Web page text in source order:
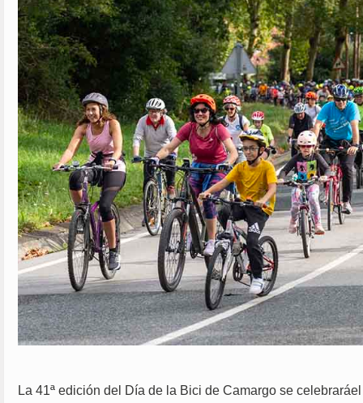
La 41ª edición del Día de la Bici de Camargo se celebrará